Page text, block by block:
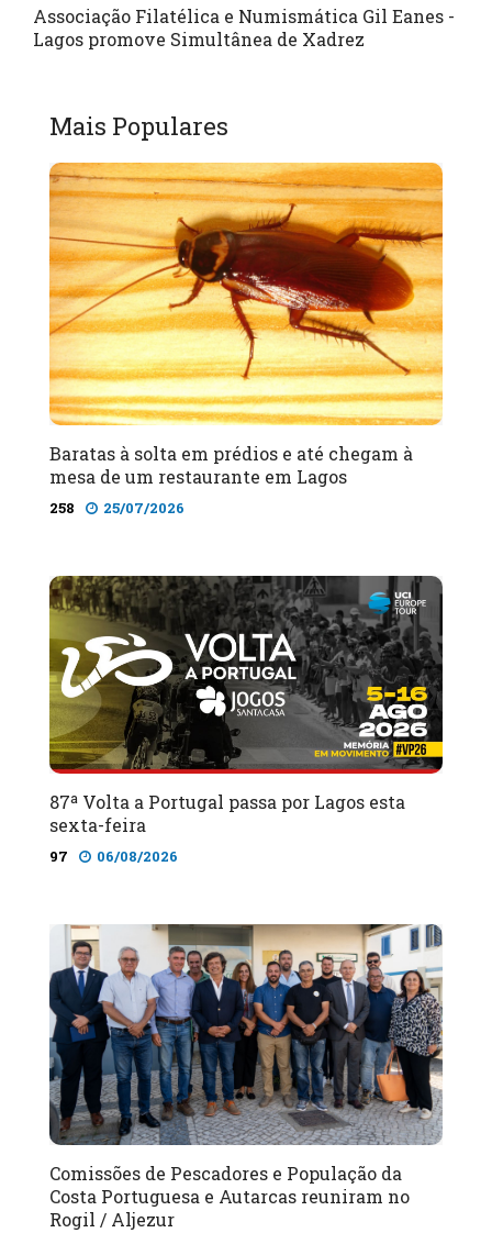
Associação Filatélica e Numismática Gil Eanes -
Lagos promove Simultânea de Xadrez
Mais Populares
Baratas à solta em prédios e até chegam à
mesa de um restaurante em Lagos
258 25/07/2026
87ª Volta a Portugal passa por Lagos esta
sexta-feira
97 06/08/2026
Comissões de Pescadores e População da
Costa Portuguesa e Autarcas reuniram no
Rogil / Aljezur